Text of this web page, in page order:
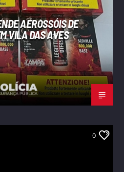
AEROSSÓIS DE
VILA DAS AVES
0